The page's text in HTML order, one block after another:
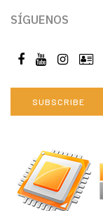
SÍGUENOS
SUBSCRIBE